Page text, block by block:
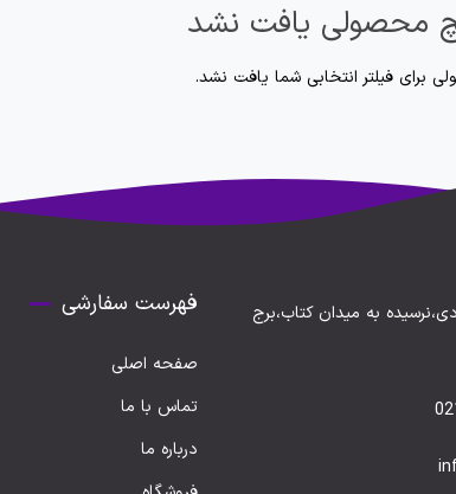
محصولی یافت نشد
برای فیلتر انتخابی شما یافت نشد.
به میدان کتاب،برج
فهرست سفارشی
صفحه اصلی
تماس با ما
درباره ما